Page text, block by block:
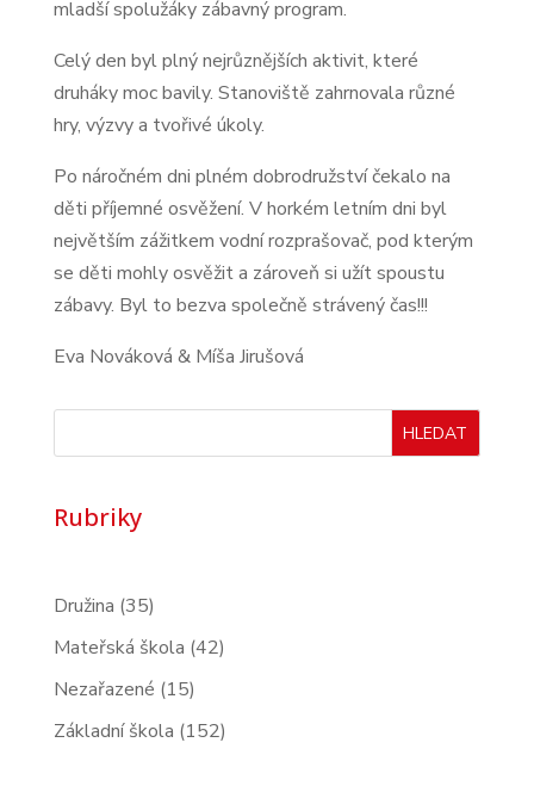
mladší spolužáky zábavný program.
Celý den byl plný nejrůznějších aktivit, které
druháky moc bavily. Stanoviště zahrnovala různé
hry, výzvy a tvořivé úkoly.
Po náročném dni plném dobrodružství čekalo na
děti příjemné osvěžení. V horkém letním dni byl
největším zážitkem vodní rozprašovač, pod kterým
se děti mohly osvěžit a zároveň si užít spoustu
zábavy. Byl to bezva společně strávený čas!!!
Eva Nováková & Míša Jirušová
HLEDAT
Rubriky
Družina (35)
Mateřská škola (42)
Nezařazené (15)
Základní škola (152)